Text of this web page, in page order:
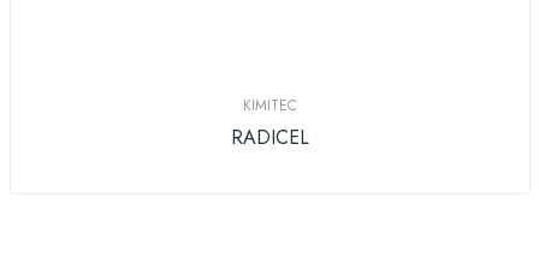
KIMITEC
RADICEL